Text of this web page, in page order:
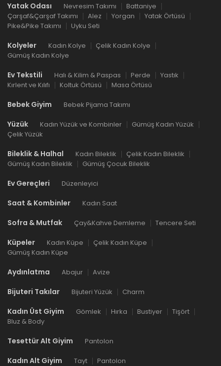
Yatak Odası Nevresim Takımı
Battaniye
Çarşaf&Çarşaf Takımı
Alez Yorgan
Yatak Örtüsü
Pike&Pike Takımı
Uyku Seti
Kolyeler Kadın Kolye
Çelik Kadın Kolye
Gümüş Kadın Kolye
Ev Tekstili Halı & Kilim & Paspas Perde
Yastık
Kırlent ve Kılıfı
Koltuk Örtüsü Masa Örtüsü
Bebek Giyim Bebek Pijama Takımı
Yüzük Kadın Yüzük ve Kombinler
Gümüş Kadın Yüzük
Çelik Yüzük
Bileklik & Halhal Kadın Bileklik
Çelik Kadın Bileklik
Gümüş Kadın Bileklik
Gümüş Çocuk Bileklik
Ev Gereçleri Düzenleyici
Saat & Kombinler Kadın Saat
Sofra & Mutfak Çay&Kahve Demleme Tencere Seti
Küpeler Kadın Küpe
Çelik Kadın Küpe
Gümüş Kadın Küpe
Aydınlatma Abajur Avize
Bijuteri Takılar Bijuteri Yüzük Charm
Kadın Üst Giyim Gömlek Hırka Bustiyer
Tişört
Bluz & Body
Tesettür Alt Giyim Pantolon
Kadın Alt Giyim Tayt Pantolon